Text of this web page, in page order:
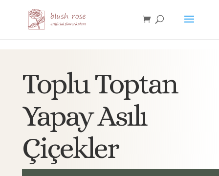
Toplu Toptan
Yapay Asılı
Çiçekler